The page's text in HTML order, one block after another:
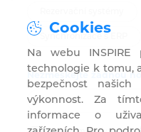
Nezmeškejte žádnou
Cookies
Na webu INSPIRE
technologie k tomu,
bezpečnost
výkonnost. Za
informace o